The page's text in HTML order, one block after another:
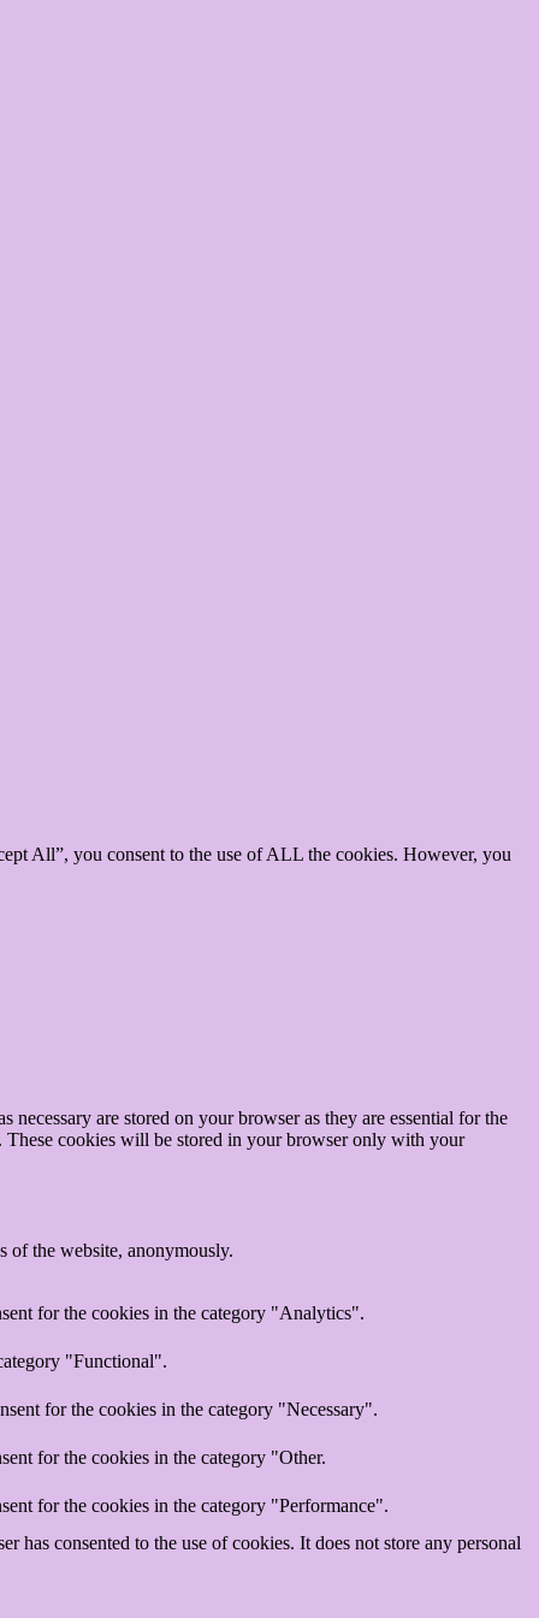
All”, you consent to the use of ALL the cookies. However, you
are stored on your browser as they are essential for the
These cookies will be stored in your browser only with your
of the website, anonymously.
for the cookies in the category "Analytics".
"Functional".
for the cookies in the category "Necessary".
for the cookies in the category "Other.
for the cookies in the category "Performance".
has consented to the use of cookies. It does not store any personal